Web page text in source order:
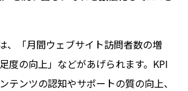
、「月間ウェブサイト訪問者数の増
度の向上」などがあげられます。KPI
テンツの認知やサポートの質の向上、